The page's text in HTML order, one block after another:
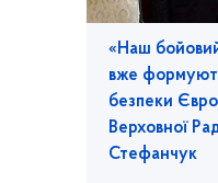
«Наш бойовий
вже
безпеки
Верховної
Стефанчук